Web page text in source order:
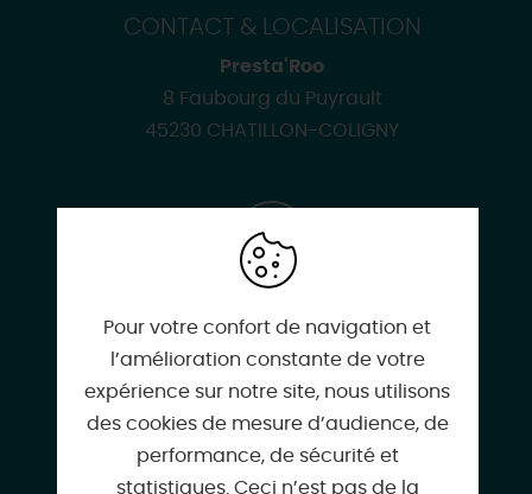
CONTACT & LOCALISATION
Presta'Roo
8 Faubourg du Puyrault
45230 CHATILLON-COLIGNY
09 51 22 13 62
06 83 93 45 79
Pour votre confort de navigation et
l’amélioration constante de votre
expérience sur notre site, nous utilisons
des cookies de mesure d’audience, de
performance, de sécurité et
statistiques. Ceci n’est pas de la